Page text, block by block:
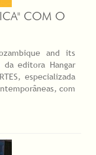
COM O
and its
da editora Hangar
especializada
com